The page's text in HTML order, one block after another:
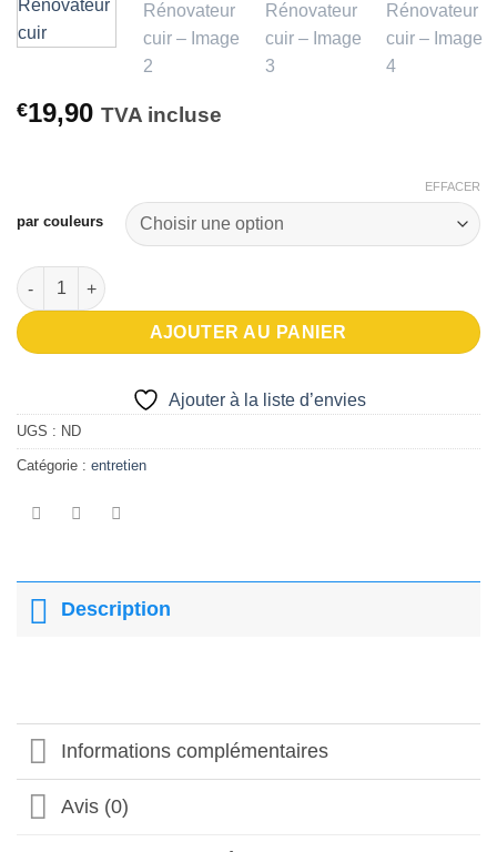
€19,90 TVA incluse
par couleurs
EFFACER
quantité de Rénovateur cuir
AJOUTER AU PANIER
Ajouter à la liste d’envies
UGS : ND
Catégorie : entretien
Description
Informations complémentaires
Avis (0)